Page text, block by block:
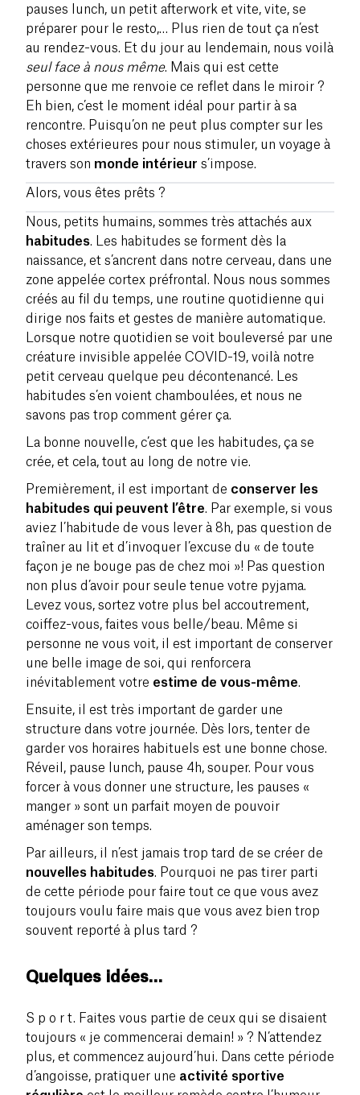
pauses lunch, un petit afterwork et vite, vite, se
préparer pour le resto,… Plus rien de tout ça n’est
au rendez-vous. Et du jour au lendemain, nous voilà
seul face à nous même. Mais qui est cette
personne que me renvoie ce reflet dans le miroir ?
Eh bien, c’est le moment idéal pour partir à sa
rencontre. Puisqu’on ne peut plus compter sur les
choses extérieures pour nous stimuler, un voyage à
travers son monde intérieur s’impose.
Alors, vous êtes prêts ?
Nous, petits humains, sommes très attachés aux
habitudes. Les habitudes se forment dès la
naissance, et s’ancrent dans notre cerveau, dans une
zone appelée cortex préfrontal. Nous nous sommes
créés au fil du temps, une routine quotidienne qui
dirige nos faits et gestes de manière automatique.
Lorsque notre quotidien se voit bouleversé par une
créature invisible appelée COVID-19, voilà notre
petit cerveau quelque peu décontenancé. Les
habitudes s’en voient chamboulées, et nous ne
savons pas trop comment gérer ça.
La bonne nouvelle, c’est que les habitudes, ça se
crée, et cela, tout au long de notre vie.
Premièrement, il est important de conserver les
habitudes qui peuvent l’être. Par exemple, si vous
aviez l’habitude de vous lever à 8h, pas question de
traîner au lit et d’invoquer l’excuse du « de toute
façon je ne bouge pas de chez moi »! Pas question
non plus d’avoir pour seule tenue votre pyjama.
Levez vous, sortez votre plus bel accoutrement,
coiffez-vous, faites vous belle/beau. Même si
personne ne vous voit, il est important de conserver
une belle image de soi, qui renforcera
inévitablement votre estime de vous-même.
Ensuite, il est très important de garder une
structure dans votre journée. Dès lors, tenter de
garder vos horaires habituels est une bonne chose.
Réveil, pause lunch, pause 4h, souper. Pour vous
forcer à vous donner une structure, les pauses «
manger » sont un parfait moyen de pouvoir
aménager son temps.
Par ailleurs, il n’est jamais trop tard de se créer de
nouvelles habitudes. Pourquoi ne pas tirer parti
de cette période pour faire tout ce que vous avez
toujours voulu faire mais que vous avez bien trop
souvent reporté à plus tard ?
Quelques idées…
S p o r t. Faites vous partie de ceux qui se disaient
toujours « je commencerai demain! » ? N’attendez
plus, et commencez aujourd’hui. Dans cette période
d’angoisse, pratiquer une activité sportive